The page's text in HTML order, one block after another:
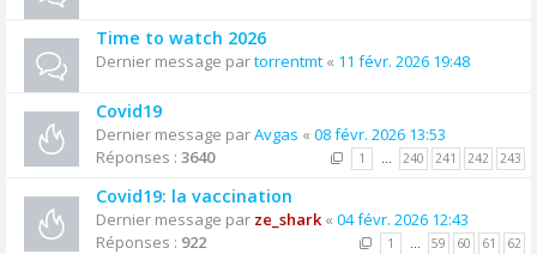
Time to watch 2026
Dernier message partorrentmt « 11 févr. 2026 19:48
Covid19
Dernier message parAvgas « 08 févr. 2026 13:53
Réponses : 3640 1 … 240 241 242 243
Covid19: la vaccination
Dernier message par ze_shark« 04 févr. 2026 12:43
Réponses : 922 1 … 59 60 61 62